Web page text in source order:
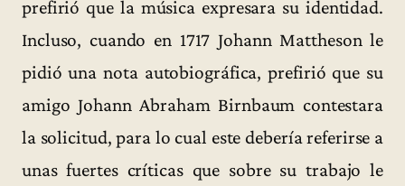
prefirió que la música expresara su identidad.
Incluso, cuando en 1717 Johann Mattheson le
pidió una nota autobiográfica, prefirió que su
amigo Johann Abraham Birnbaum contestara
la solicitud, para lo cual este debería referirse a
unas fuertes críticas que sobre su trabajo le